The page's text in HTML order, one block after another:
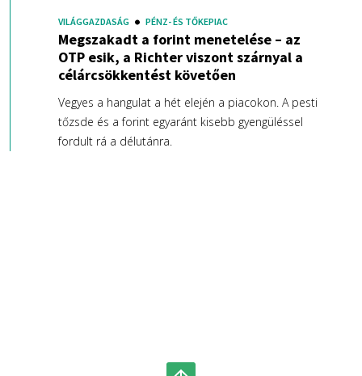
VILÁGGAZDASÁG PÉNZ- ÉS TŐKEPIAC
Megszakadt a forint menetelése – az
OTP esik, a Richter viszont szárnyal a
célárcsökkentést követően
Vegyes a hangulat a hét elején a piacokon. A pesti
tőzsde és a forint egyaránt kisebb gyengüléssel
fordult rá a délutánra.